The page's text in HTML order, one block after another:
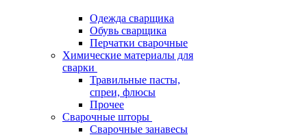
Одежда сварщика
Обувь сварщика
Перчатки сварочные
Химические материалы для
сварки
Травильные пасты,
спреи, флюсы
Прочее
Сварочные шторы
Сварочные занавесы